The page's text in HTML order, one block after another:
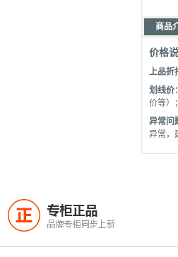
商品
价格说
上品折
划线价：
价等）
异常问
异常，
正 专柜正品
品牌专柜同步上新